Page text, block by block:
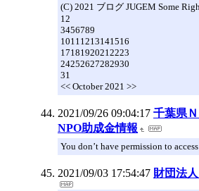
(C) 2021 ブログ JUGEM Some
12
3456789
10111213141516
17181920212223
24252627282930
31
<< October 2021 >>
2021/09/26 09:04:17 千葉県
NPO助成金情報
You don’t have permission to
2021/09/03 17:54:47 財団法